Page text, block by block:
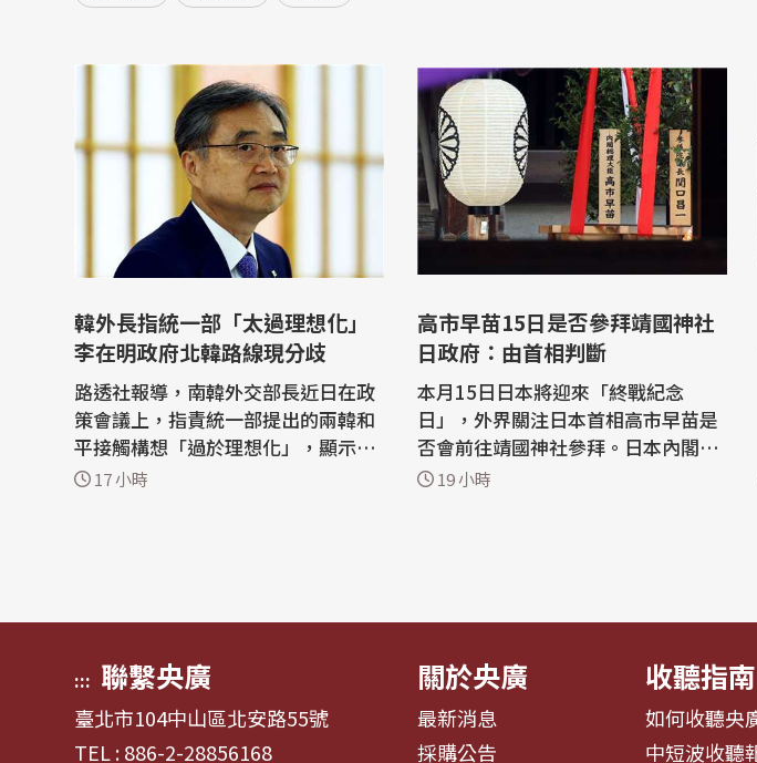
韓外長指統一部「太過理想化」
李在明政府北韓路線現分歧
路透社報導，南韓外交部長近日在政
策會議上，指責統一部提出的兩韓和
平接觸構想「過於理想化」，顯示政
府內部在相關議題上仍存在分歧。 韓
17 小時
高市早苗15日是否參拜靖國神社
日政府：由首相判斷
本月15日日本將迎來「終戰紀念
日」，外界關注日本首相高市早苗是
否會前往靖國神社參拜。日本內閣官
房長官木原稔今天(7日)表示「這將由
19 小時
::: 聯繫央廣
臺北市104中山區北安路55號
TEL : 886-2-28856168
關於央廣
最新消息
採購公告
收聽指南
如何收聽央
中短波收聽